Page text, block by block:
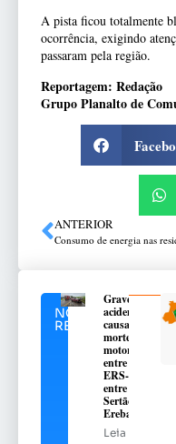
A pista ficou totalmente
ocorrência, exigindo
passaram pela região.
Reportagem: Redação
Grupo Planalto de
ANTERIOR
NOTÍCIAS
RELACIONADAS
Grave
acidente
causa
morte de
motorista
entre na
ERS-135,
entre
Sertão e
Erebango
Leia